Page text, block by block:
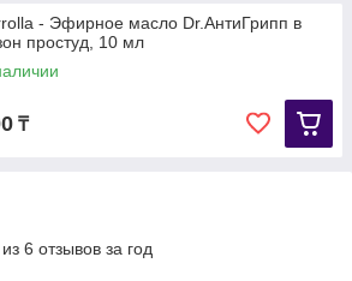
- Эфирное масло Dr.АнтиГрипп в
простуд, 10 мл
₸
6 отзывов за год